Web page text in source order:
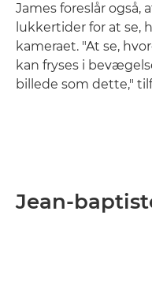
James foreslår også,
lukkertider for at se,
kameraet. "At se,
kan fryses i
billede som dette,"
Jean-